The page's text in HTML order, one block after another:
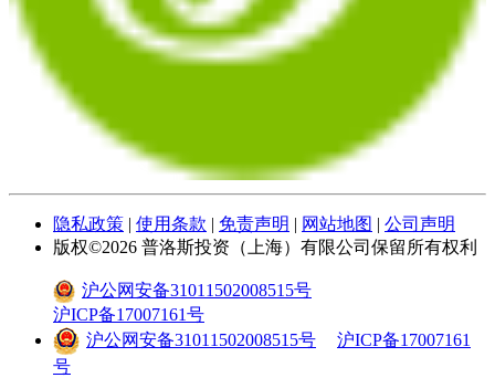
隐私政策 | 使用条款 | 免责声明 | 网站地图 | 公司声明
版权©2026 普洛斯投资（上海）有限公司保留所有权利
沪公网安备31011502008515号
沪ICP备17007161号
沪公网安备31011502008515号
沪ICP备17007161
号